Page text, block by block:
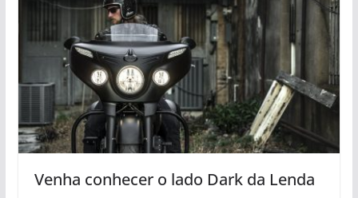
Venha conhecer o lado Dark da Lenda